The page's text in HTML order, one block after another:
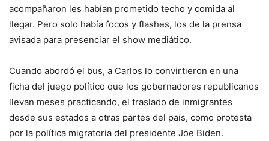
acompañaron les habían prometido techo y comida al
llegar. Pero solo había focos y flashes, los de la prensa
avisada para presenciar el show mediático.
Cuando abordó el bus, a Carlos lo convirtieron en una
ficha del juego político que los gobernadores republicanos
llevan meses practicando, el traslado de inmigrantes
desde sus estados a otras partes del país, como protesta
por la política migratoria del presidente Joe Biden.